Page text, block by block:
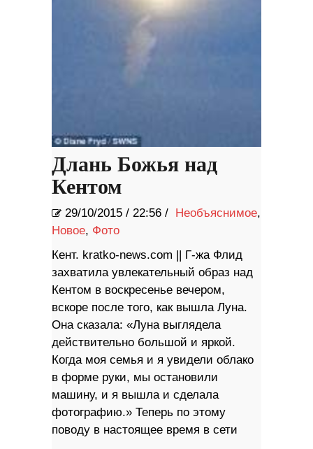
Длань Божья над
Кентом
29/10/2015 / 22:56 / Необъяснимое,
Новое, Фото
Кент. kratko-news.com || Г-жа Флид
захватила увлекательный образ над
Кентом в воскресенье вечером,
вскоре после того, как вышла Луна.
Она сказала: «Луна выглядела
действительно большой и яркой.
Когда моя семья и я увидели облако
в форме руки, мы остановили
машину, и я вышла и сделала
фотографию.» Теперь по этому
поводу в настоящее время в сети